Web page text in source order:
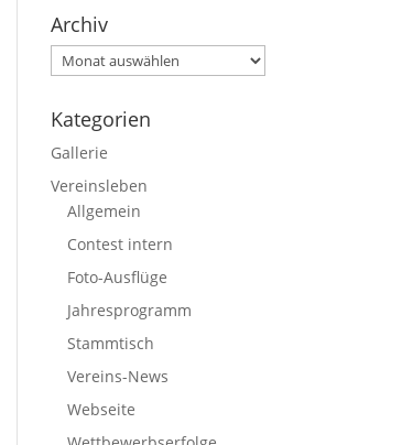
Archiv
Archiv
Kategorien
Gallerie
Vereinsleben
Allgemein
Contest intern
Foto-Ausflüge
Jahresprogramm
Stammtisch
Vereins-News
Webseite